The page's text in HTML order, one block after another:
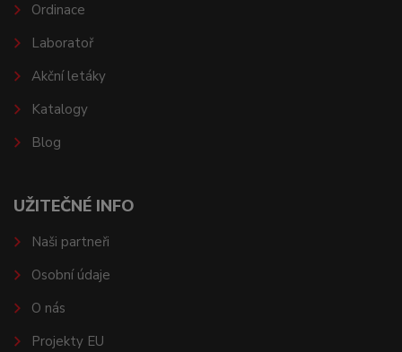
Ordinace
Laboratoř
Akční letáky
Katalogy
Blog
UŽITEČNÉ INFO
Naši partneři
Osobní údaje
O nás
Projekty EU